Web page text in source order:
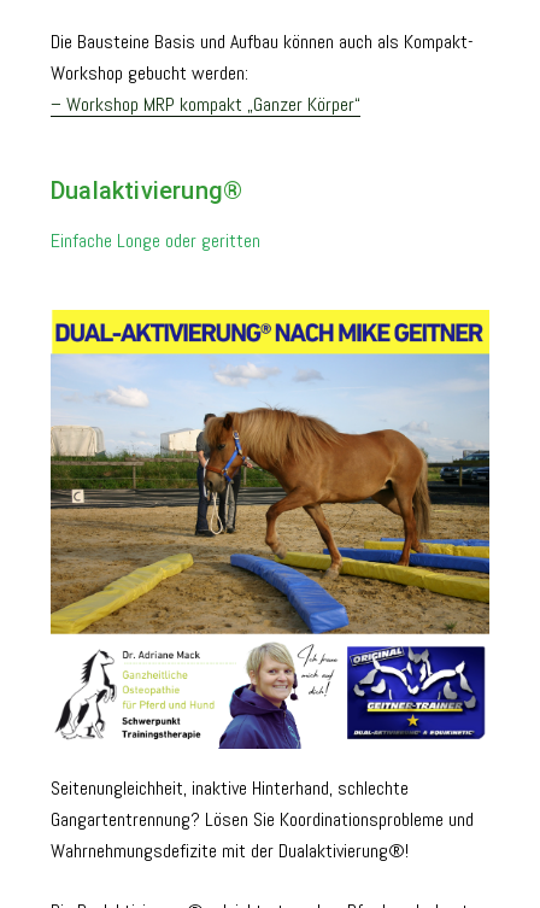
Die Bausteine Basis und Aufbau können auch als Kompakt-
Workshop gebucht werden:
– Workshop MRP kompakt „Ganzer Körper“
Dualaktivierung®
Einfache Longe oder geritten
Seitenungleichheit, inaktive Hinterhand, schlechte
Gangartentrennung? Lösen Sie Koordinationsprobleme und
Wahrnehmungsdefizite mit der Dualaktivierung®!